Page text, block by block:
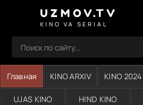
UZMOV.TV
KINO VA SERIAL
Главная KINO ARXIV KINO 2024
UJAS KINO HIND KINO